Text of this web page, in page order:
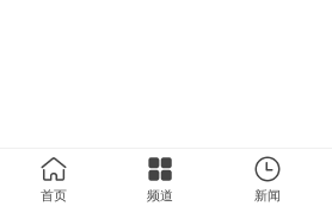
首页 频道 新闻